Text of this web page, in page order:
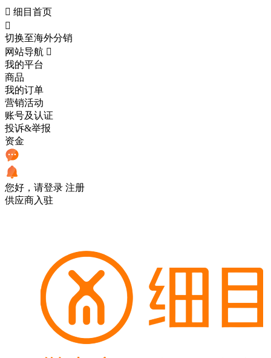
 细目首页

切换至海外分销
网站导航 
我的平台
商品
我的订单
营销活动
账号及认证
投诉&举报
资金
您好，请登录 注册
供应商入驻